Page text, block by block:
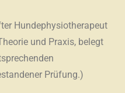
Hundephysiotherapeut
und Praxis, belegt
Prüfung.)